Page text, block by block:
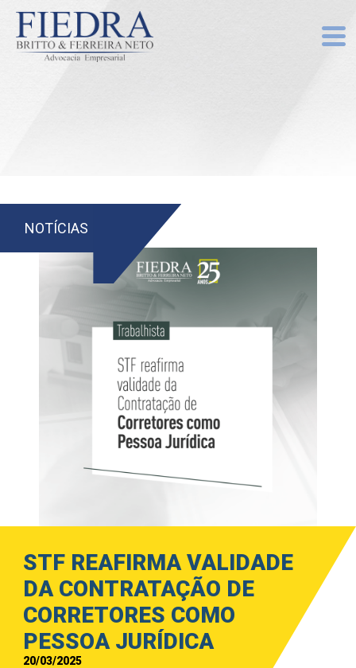
NOTÍCIAS
STF REAFIRMA VALIDADE
DA CONTRATAÇÃO DE
CORRETORES COMO
PESSOA JURÍDICA
20/03/2025